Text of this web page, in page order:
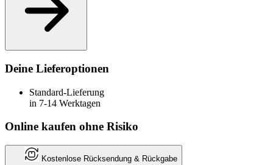
Deine Lieferoptionen
Standard-Lieferung
in 7-14 Werktagen
Online kaufen ohne Risiko
Kostenlose Rücksendung & Rückgabe